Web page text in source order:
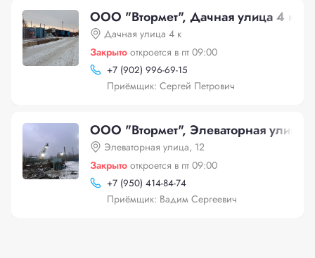
ООО "Втормет", Дачная улица 4 к
Дачная улица 4 к
Закрыто откроется в пт 09:00
+7 (902) 996-69-15
Приёмщик: Сергей Петрович
ООО "Втормет", Элеваторная улица,
Элеваторная улица, 12
Закрыто откроется в пт 09:00
+7 (950) 414-84-74
Приёмщик: Вадим Сергеевич